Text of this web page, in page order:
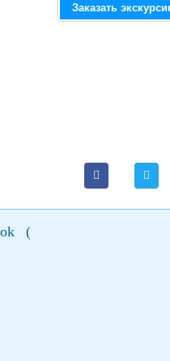
Заказать
(